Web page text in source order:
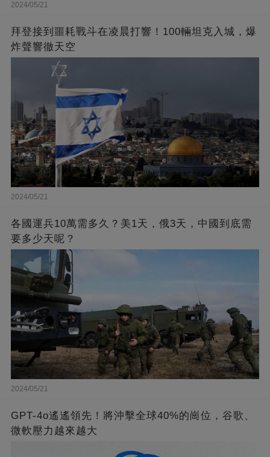
2024/05/21
拜登接到噩耗戰斗在凌晨打響！100輛坦克入城，爆
炸聲響徹天空
2024/05/21
各國運兵10萬需多久？美1天，俄3天，中國到底需
要多少天呢？
2024/05/21
GPT-4o遙遙領先！將沖擊全球40%的崗位，谷歌、
微軟壓力越來越大